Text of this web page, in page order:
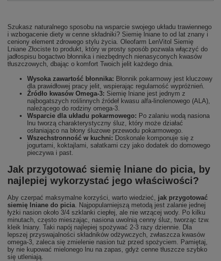
Szukasz naturalnego sposobu na wsparcie swojego układu trawiennego
i wzbogacenie diety w cenne składniki? Siemię lniane to od lat znany i
ceniony element zdrowego stylu życia. Oleofarm LenVitol Siemię
Lniane Złociste to produkt, który w prosty sposób pozwala włączyć do
jadłospisu bogactwo błonnika i niezbędnych nienasyconych kwasów
tłuszczowych, dbając o komfort Twoich jelit każdego dnia.
Wysoka zawartość błonnika: Błonnik pokarmowy jest kluczowy
dla prawidłowej pracy jelit, wspierając regularność wypróżnień.
Źródło kwasów Omega-3: Siemię lniane jest jednym z
najbogatszych roślinnych źródeł kwasu alfa-linolenowego (ALA),
należącego do rodziny omega-3.
Wsparcie dla układu pokarmowego: Po zalaniu wodą nasiona
lnu tworzą charakterystyczny śluz, który może działać
osłaniająco na błony śluzowe przewodu pokarmowego.
Wszechstronność w kuchni: Doskonale komponuje się z
jogurtami, koktajlami, sałatkami czy jako dodatek do domowego
pieczywa i past.
Jak przygotować siemię lniane do picia, by
najlepiej wykorzystać jego właściwości?
Aby czerpać maksymalne korzyści, warto wiedzieć, jak przygotować
siemię lniane do picia. Najpopularniejszą metodą jest zalanie jednej
łyżki nasion około 3/4 szklanki ciepłej, ale nie wrzącej wody. Po kilku
minutach, często mieszając, nasiona uwolnią cenny śluz, tworząc tzw.
kleik lniany. Taki napój najlepiej spożywać 2-3 razy dziennie. Dla
lepszej przyswajalności składników odżywczych, zwłaszcza kwasów
omega-3, zaleca się zmielenie nasion tuż przed spożyciem. Pamiętaj,
by nie kupować mielonego lnu na zapas, gdyż cenne tłuszcze szybko
się utleniają.